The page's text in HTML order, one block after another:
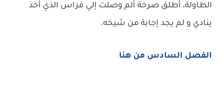
الطاولة، أطلق صرخة ألم وصلت إلي فراس الذي أخذ
ينادي و لم يجد إجابة من شيخه.
الفصل السادس من هنا